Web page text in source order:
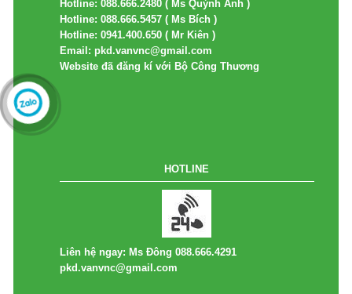
Hotline: 088.666.2480 ( Ms Quỳnh Anh )
Hotline: 088.666.5457 ( Ms Bích )
Hotline: 0941.400.650 ( Mr Kiên )
Email: pkd.vanvnc@gmail.com
Website đã đăng kí với Bộ Công Thương
HOTLINE
Liên hệ ngay: Ms Đông 088.666.4291
pkd.vanvnc@gmail.com